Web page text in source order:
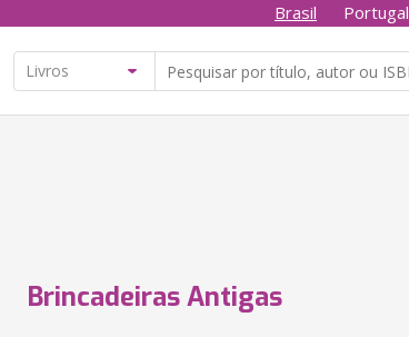
Brasil Portugal
Brincadeiras Antigas